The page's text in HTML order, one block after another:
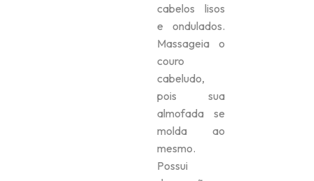
cabelos lisos
e ondulados.
Massageia o
couro
cabeludo,
pois sua
almofada se
molda ao
mesmo.
Possui